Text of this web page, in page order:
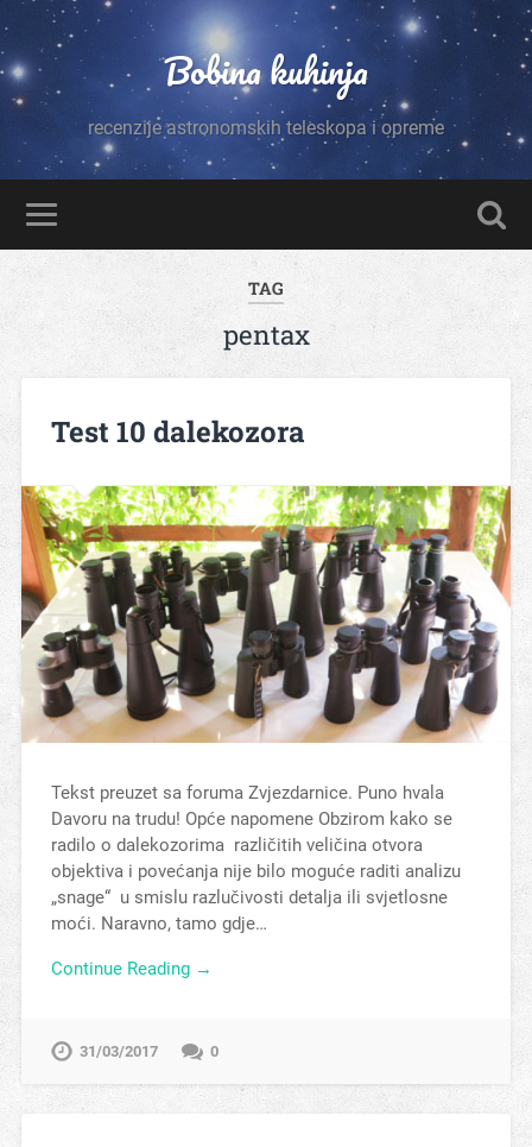
Bobina kuhinja
recenzije astronomskih teleskopa i opreme
TAG
pentax
Test 10 dalekozora
Tekst preuzet sa foruma Zvjezdarnice. Puno hvala
Davoru na trudu! Opće napomene Obzirom kako se
radilo o dalekozorima različitih veličina otvora
objektiva i povećanja nije bilo moguće raditi analizu
„snage“ u smislu razlučivosti detalja ili svjetlosne
moći. Naravno, tamo gdje…
Continue Reading →
31/03/2017 0